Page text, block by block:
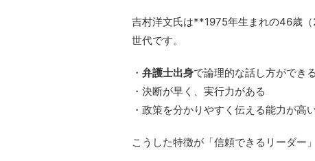
吉村洋文氏は**1975年生まれの46歳
世代です。
・ 弁護士出身で論理的な話し方ができる
・決断が早く、実行力がある
・政策を分かりやすく伝える能力が高
こうした特徴が「信頼できるリーダー